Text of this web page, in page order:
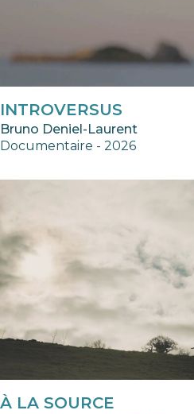
INTROVERSUS
Bruno Deniel-Laurent
Documentaire - 2026
À LA SOURCE